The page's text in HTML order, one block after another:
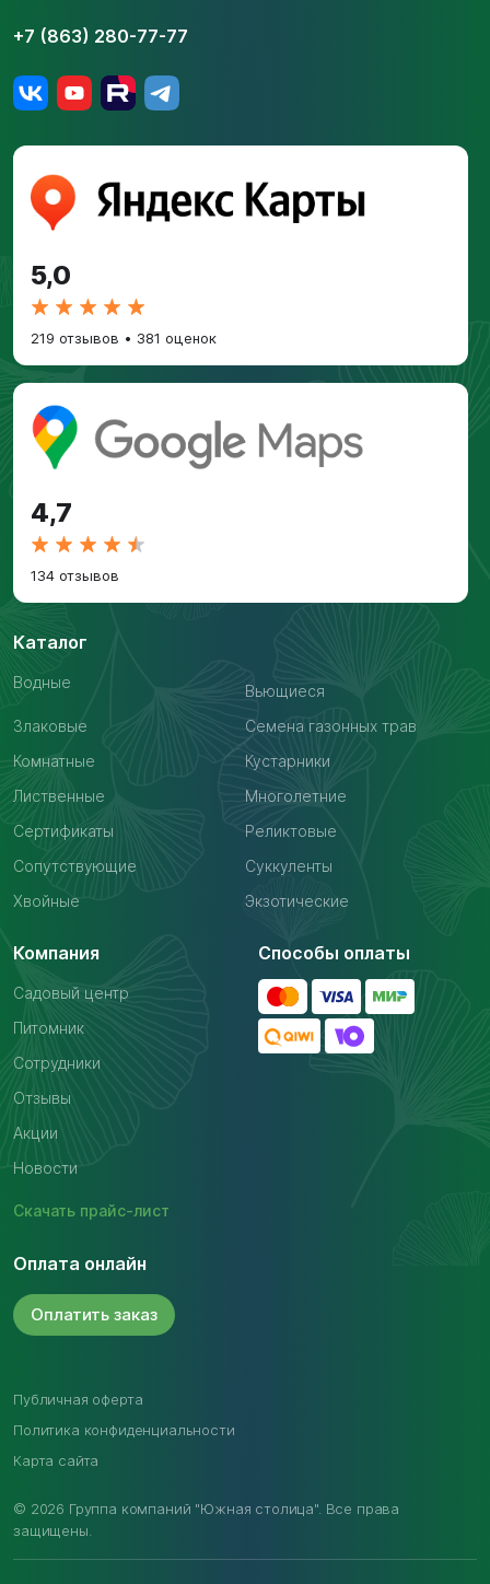
+7 (863) 280-77-77
5,0
219 отзывов • 381 оценок
4,7
134 отзывов
Каталог
Водные
Вьющиеся
Злаковые
Семена газонных трав
Комнатные
Кустарники
Лиственные
Многолетние
Сертификаты
Реликтовые
Сопутствующие
Суккуленты
Хвойные
Экзотические
Компания
Садовый центр
Питомник
Сотрудники
Отзывы
Акции
Новости
Скачать прайс-лист
Способы оплаты
Оплата онлайн
Оплатить заказ
© 2026 Группа компаний "Южная столица". Все права
защищены.
Публичная оферта
Политика конфиденциальности
Карта сайта